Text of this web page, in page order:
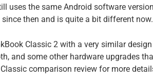
uses the same Android software
since then and is quite a bit different now.
Classic 2 with a very similar
and some other hardware upgrades
comparison review for more